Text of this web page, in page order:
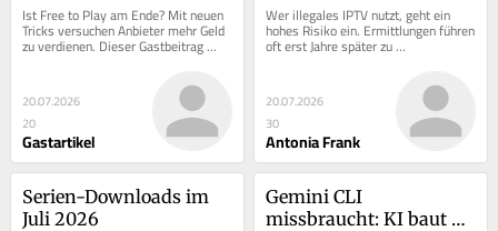
kann
Ist Free to Play am Ende? Mit neuen
Tricks versuchen Anbieter mehr Geld
zu verdienen. Dieser Gastbeitrag
beleuchtet das Pay2win-Konzept.
20.07.2026
20
Gastartikel
Wer illegales IPTV nutzt, geht ein
hohes Risiko ein. Ermittlungen führen
oft erst Jahre später zu
Strafverfahren gegen Nutzer.
20.07.2026
30
Antonia Frank
Serien-Downloads im
Juli 2026
Gemini CLI
missbraucht: KI baut